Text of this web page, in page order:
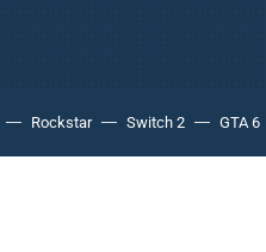
Rockstar Switch 2 GTA 6